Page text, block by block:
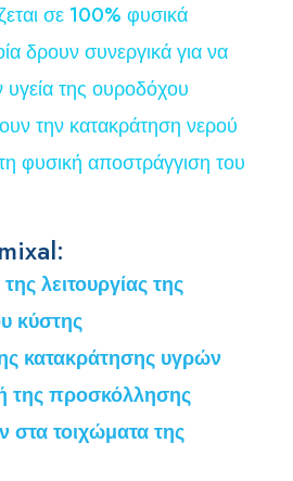
σε 100% φυσικά
δρουν συνεργικά για να
υγεία της ουροδόχου
την κατακράτηση νερού
φυσική αποστράγγιση του
λειτουργίας της
κύστης
κατακράτησης υγρών
της προσκόλλησης
στα τοιχώματα της